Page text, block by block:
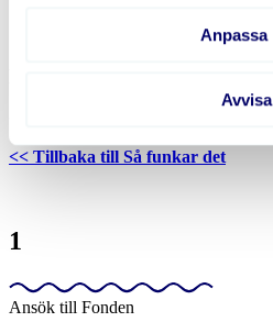
Anpassa
Avvisa
Fonden. Vad gäller då?
<< Tillbaka till Så funkar det
1
Ansök till Fonden